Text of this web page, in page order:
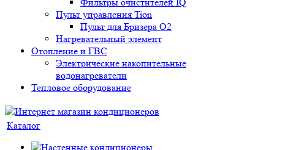
Пульт управления Tion
Пульт для Бризера O2
Нагревательный элемент
Отопление и ГВС
Электрические накопительные
водонагреватели
Тепловое оборудование
Каталог